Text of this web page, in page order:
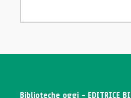
Biblioteche oggi - EDITRICE